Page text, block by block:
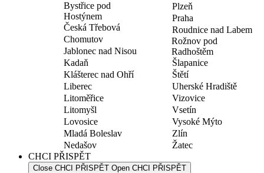
Bystřice pod
Hostýnem
Česká Třebová
Chomutov
Jablonec nad Nisou
Kadaň
Klášterec nad Ohří
Liberec
Litoměřice
Litomyšl
Lovosice
Mladá Boleslav
Nedašov
Plzeň
Praha
Roudnice nad Labem
Rožnov pod
Radhoštěm
Šlapanice
Štětí
Uherské Hradiště
Vizovice
Vsetín
Vysoké Mýto
Zlín
Žatec
CHCI PŘISPĚT
Close CHCI PŘISPĚT Open CHCI PŘISPĚT